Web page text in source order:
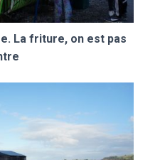
La friture, on est pas